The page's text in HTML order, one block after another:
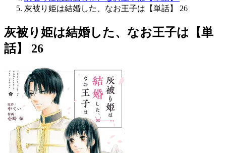
灰被り姫は結婚した、なお王子は【単話】 26
灰被り姫は結婚した、なお王子は【単
話】 26